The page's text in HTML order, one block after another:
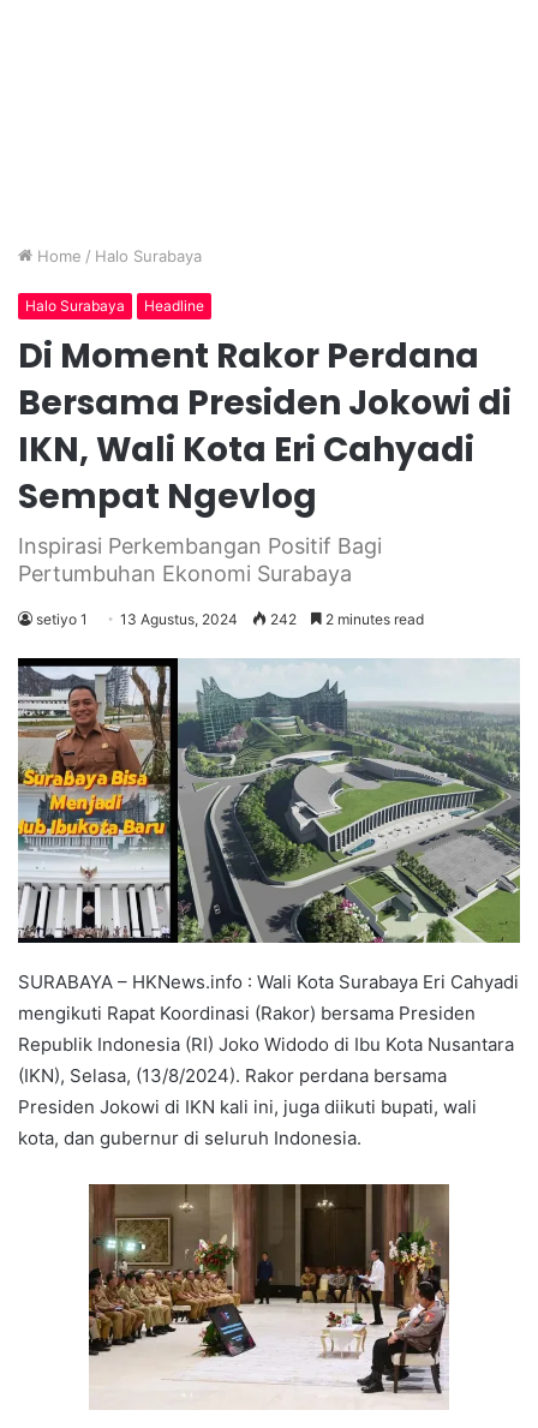
Home / Halo Surabaya
Halo Surabaya Headline
Di Moment Rakor Perdana
Bersama Presiden Jokowi di
IKN, Wali Kota Eri Cahyadi
Sempat Ngevlog
Inspirasi Perkembangan Positif Bagi
Pertumbuhan Ekonomi Surabaya
setiyo 1 13 Agustus, 2024 242 2 minutes read
SURABAYA – HKNews.info : Wali Kota Surabaya Eri Cahyadi
mengikuti Rapat Koordinasi (Rakor) bersama Presiden
Republik Indonesia (RI) Joko Widodo di Ibu Kota Nusantara
(IKN), Selasa, (13/8/2024). Rakor perdana bersama
Presiden Jokowi di IKN kali ini, juga diikuti bupati, wali
kota, dan gubernur di seluruh Indonesia.